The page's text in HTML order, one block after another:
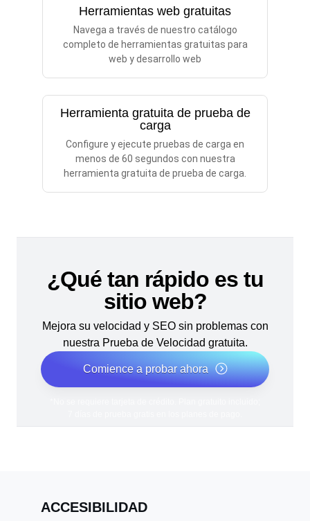
Herramientas web gratuitas
Navega a través de nuestro catálogo
completo de herramientas gratuitas para
web y desarrollo web
Herramienta gratuita de prueba de
carga
Configure y ejecute pruebas de carga en
menos de 60 segundos con nuestra
herramienta gratuita de prueba de carga.
¿Qué tan rápido es tu
sitio web?
Mejora su velocidad y SEO sin problemas con
nuestra Prueba de Velocidad gratuita.
Comience a probar ahora
ACCESIBILIDAD